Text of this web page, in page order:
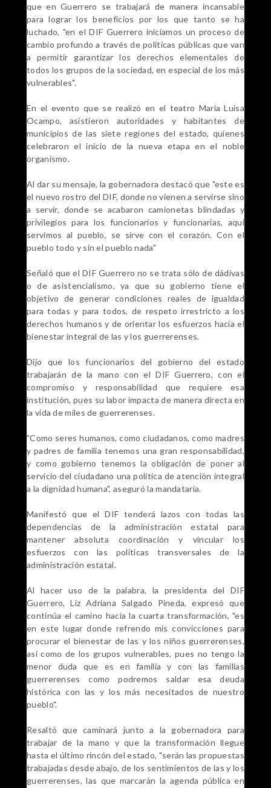
que en Guerrero se trabajará de manera incansable
para lograr los beneficios por los que tanto se ha
luchado, "en el DIF Guerrero iniciamos un proceso de
cambio profundo a través de políticas públicas que van
a permitir garantizar los derechos elementales de
todos los grupos de la sociedad, en especial de los más
vulnerables".
En el evento que se realizó en el teatro María Luisa
Ocampo, asistieron autoridades y habitantes de
municipios de las siete regiones del estado, quienes
celebraron el inicio de la nueva etapa en el noble
organismo.
Al dar su mensaje, la gobernadora destacó que "este es
el nuevo rostro del DIF, donde no vienen a servirse sino
a servir, donde se acabaron camionetas blindadas y
privilegios para los funcionarios y funcionarias, aquí
servimos al pueblo, se sirve con el corazón. Con el
pueblo todo y sin el pueblo nada"
Señaló que el DIF Guerrero no se trata sólo de dádivas
o de asistencialismo, ya que su gobierno tiene el
objetivo de generar condiciones reales de igualdad
para todas y para todos, de respeto irrestricto a los
derechos humanos y de orientar los esfuerzos hacía el
bienestar integral de las y los guerrerenses.
Dijo que los funcionarios del gobierno del estado
trabajarán de la mano con el DIF Guerrero, con el
compromiso y responsabilidad que requiere esa
institución, pues su labor impacta de manera directa en
la vida de miles de guerrerenses.
"Como seres humanos, como ciudadanos, como madres
y padres de familia tenemos una gran responsabilidad,
y como gobierno tenemos la obligación de poner al
servicio del ciudadano una política de atención integral
a la dignidad humana", aseguró la mandataria.
Manifestó que el DIF tenderá lazos con todas las
dependencias de la administración estatal para
mantener absoluta coordinación y vincular los
esfuerzos con las políticas transversales de la
administración estatal.
Al hacer uso de la palabra, la presidenta del DIF
Guerrero, Liz Adriana Salgado Pineda, expresó que
continúa el camino hacia la cuarta transformación, "es
en este lugar donde refrendo mis convicciones para
procurar el bienestar de las y los niños guerrerenses,
así como de los grupos vulnerables, pues no tengo la
menor duda que es en familia y con las familias
guerrerenses como podremos saldar esa deuda
histórica con las y los más necesitados de nuestro
pueblo".
Resaltó que caminará junto a la gobernadora para
trabajar de la mano y que la transformación llegue
hasta el último rincón del estado, "serán las propuestas
trabajadas desde abajo, de los sentimientos de las y los
guerrerenses, las que marcarán la agenda pública en